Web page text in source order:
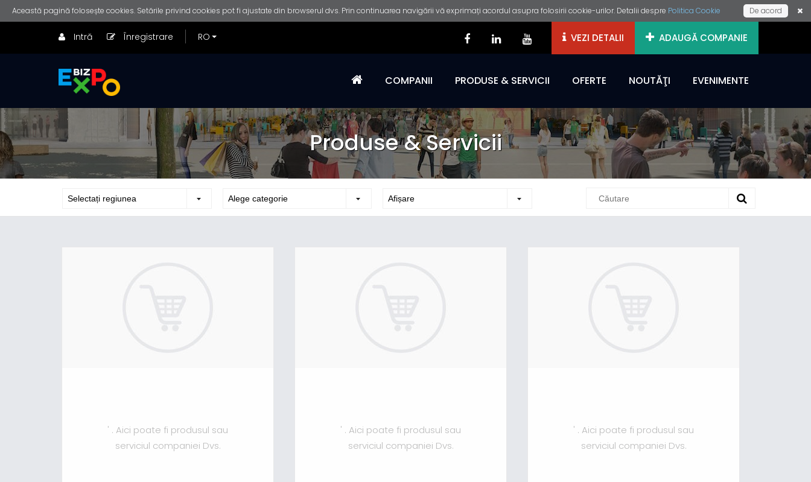
Această pagină folosește cookies. Setările privind cookies pot fi ajustate din browserul dvs. Prin continuarea navigării vă exprimați acordul asupra folosirii cookie-urilor. Detalii despre Politica Cookie De acord
Intră Înregistrare VEZI DETALII ADAUGĂ COMPANIE
COMPANII PRODUSE & SERVICII OFERTE NOUTĂŢI EVENIMENTE
Produse & Servicii
' . Aici poate fi produsul sau
serviciul companiei Dvs.
' . Aici poate fi produsul sau
serviciul companiei Dvs.
' . Aici poate fi produsul sau
serviciul companiei Dvs.